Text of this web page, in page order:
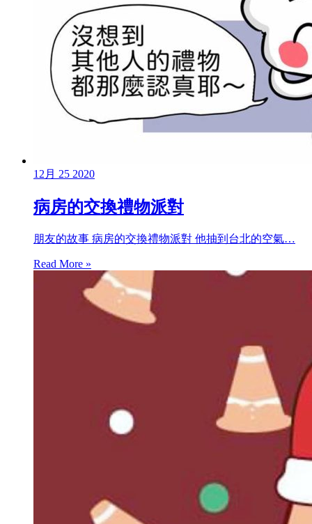
12月 25 2020
病房的交換禮物派對
朋友的故事 病房的交換禮物派對 他抽到台北的空氣…
Read More »